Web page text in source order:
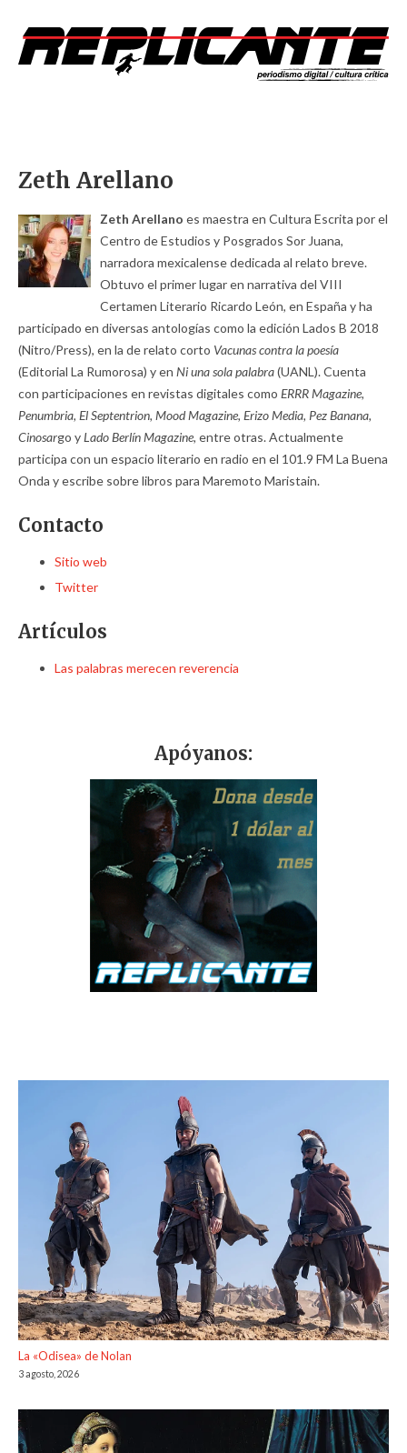
Zeth Arellano
Zeth Arellano es maestra en Cultura Escrita por el
Centro de Estudios y Posgrados Sor Juana,
narradora mexicalense dedicada al relato breve.
Obtuvo el primer lugar en narrativa del VIII
Certamen Literario Ricardo León, en España y ha
participado en diversas antologías como la edición Lados B 2018
(Nitro/Press), en la de relato corto Vacunas contra la poesía
(Editorial La Rumorosa) y en Ni una sola palabra(UANL). Cuenta
con participaciones en revistas digitales como ERRR Magazine,
Penumbria, El Septentrion, Mood Magazine, Erizo Media, Pez Banana,
Cinosargo yLado Berlín Magazine, entre otras. Actualmente
participa con un espacio literario en radio en el 101.9 FM La Buena
Onda y escribe sobre libros para Maremoto Maristain.
Contacto
Sitio web
Twitter
Artículos
Las palabras merecen reverencia
Apóyanos:
La «Odisea» de Nolan
3 agosto, 2026